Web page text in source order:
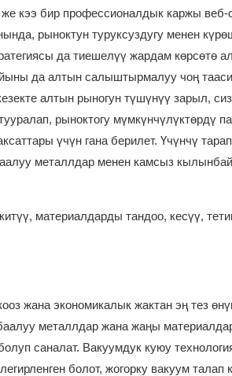
кээ бир профессионалдык каржы веб-
рыноктун туруксуздугу менен
да тиешелүү жардам көрсөтө
да алтын салыштырмалуу чоң
алтын рыногун түшүнүү зарыл,
рыноктогу мүмкүнчүлүктөрдү
үчүн гана берилет. Үчүнчү
металлдар менен камсыз
материалдарды тандоо, кесүү,
жана экономикалык жактан эң тез
металлдар жана жаңы
саналат. Вакуумдук куюу
болот, жогорку вакуум талап